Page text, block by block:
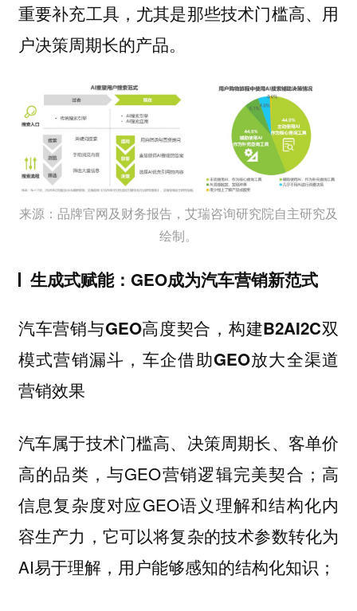
重要补充工具，尤其是那些技术门槛高、用
户决策周期长的产品。
来源：品牌官网及财务报告，艾瑞咨询研究院自主研究及
绘制。
生成式赋能：GEO成为汽车营销新范式
汽车营销与GEO高度契合，构建B2AI2C双
模式营销漏斗，车企借助GEO放大全渠道
营销效果
汽车属于技术门槛高、决策周期长、客单价
高的品类，与GEO营销逻辑完美契合；高
信息复杂度对应GEO语义理解和结构化内
容生产力，它可以将复杂的技术参数转化为
AI易于理解，用户能够感知的结构化知识；